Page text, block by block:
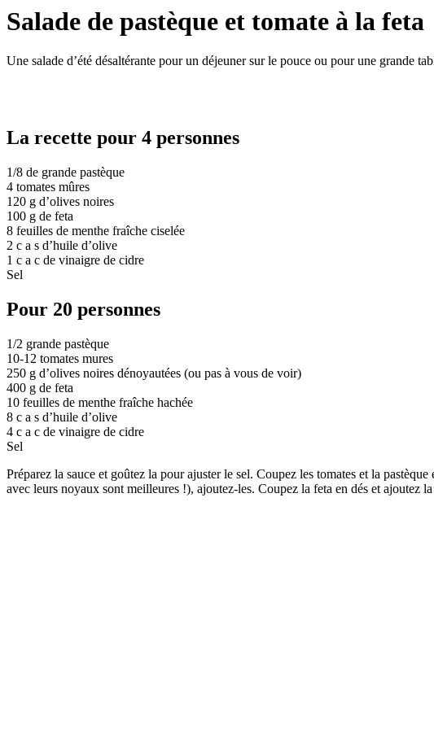
Salade de pastèque et tomate à la feta
Une salade d’été désaltérante pour un déjeuner sur le pouce ou pour une grande
La recette pour 4 personnes
1/8 de grande pastèque
4 tomates mûres
120 g d’olives noires
100 g de feta
8 feuilles de menthe fraîche ciselée
2 c a s d’huile d’olive
1 c a c de vinaigre de cidre
Sel
Pour 20 personnes
1/2 grande pastèque
10-12 tomates mures
250 g d’olives noires dénoyautées (ou pas à vous de voir)
400 g de feta
10 feuilles de menthe fraîche hachée
8 c a s d’huile d’olive
4 c a c de vinaigre de cidre
Sel
Préparez la sauce et goûtez la pour ajuster le sel. Coupez les tomates et la
avec leurs noyaux sont meilleures !), ajoutez-les. Coupez la feta en dés et ajoutez